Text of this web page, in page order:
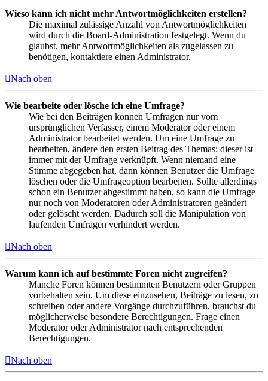
Wieso kann ich nicht mehr Antwortmöglichkeiten erstellen?
Die maximal zulässige Anzahl von Antwortmöglichkeiten
wird durch die Board-Administration festgelegt. Wenn du
glaubst, mehr Antwortmöglichkeiten als zugelassen zu
benötigen, kontaktiere einen Administrator.
Nach oben
Wie bearbeite oder lösche ich eine Umfrage?
Wie bei den Beiträgen können Umfragen nur vom
ursprünglichen Verfasser, einem Moderator oder einem
Administrator bearbeitet werden. Um eine Umfrage zu
bearbeiten, ändere den ersten Beitrag des Themas; dieser ist
immer mit der Umfrage verknüpft. Wenn niemand eine
Stimme abgegeben hat, dann können Benutzer die Umfrage
löschen oder die Umfrageoption bearbeiten. Sollte allerdings
schon ein Benutzer abgestimmt haben, so kann die Umfrage
nur noch von Moderatoren oder Administratoren geändert
oder gelöscht werden. Dadurch soll die Manipulation von
laufenden Umfragen verhindert werden.
Nach oben
Warum kann ich auf bestimmte Foren nicht zugreifen?
Manche Foren können bestimmten Benutzern oder Gruppen
vorbehalten sein. Um diese einzusehen, Beiträge zu lesen, zu
schreiben oder andere Vorgänge durchzuführen, brauchst du
möglicherweise besondere Berechtigungen. Frage einen
Moderator oder Administrator nach entsprechenden
Berechtigungen.
Nach oben